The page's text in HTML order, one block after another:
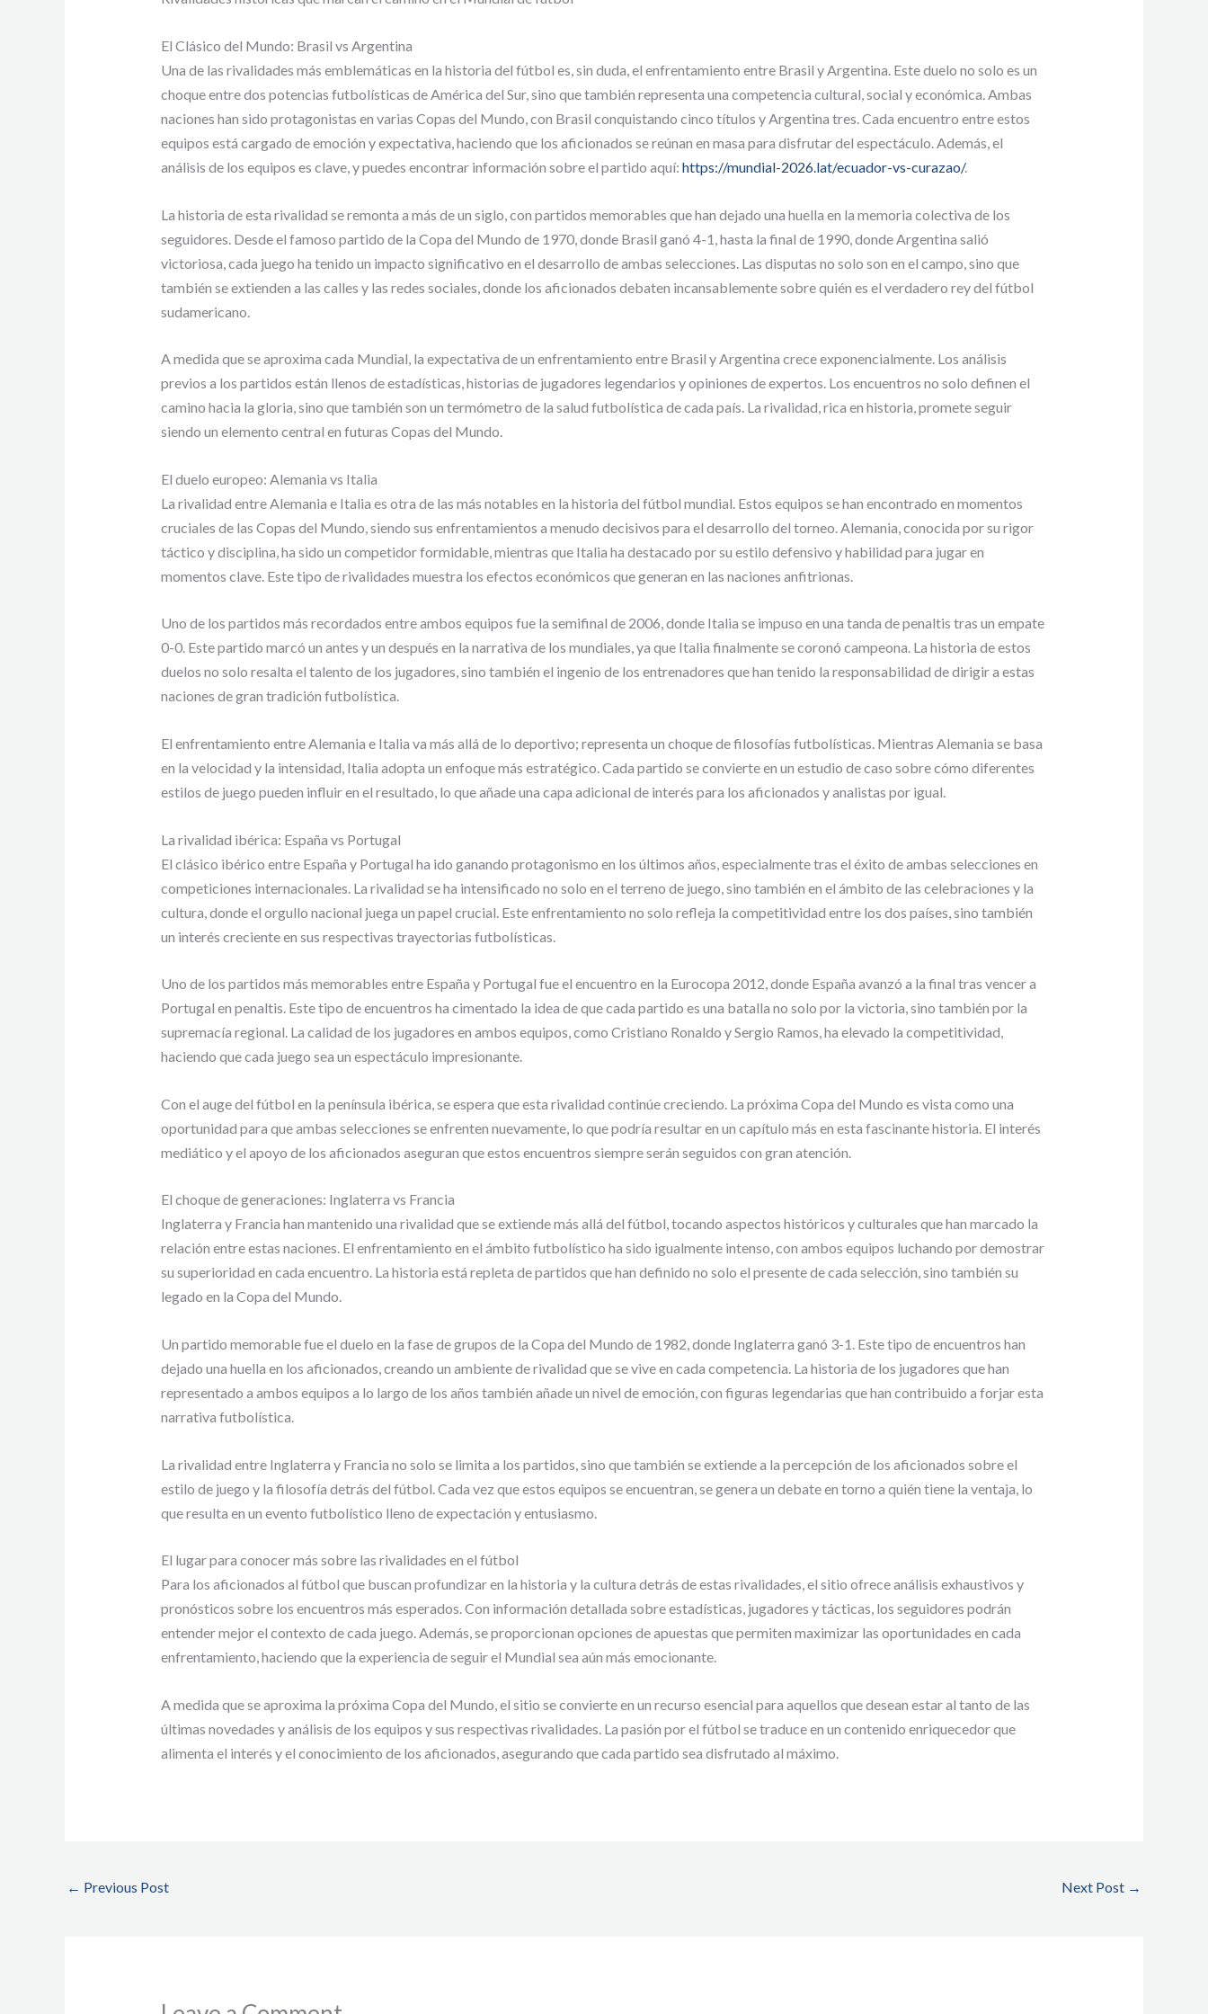
El Clásico del Mundo: Brasil vs Argentina
Una de las rivalidades más emblemáticas en la historia del fútbol es, sin duda, el enfrentamiento entre Brasil y Argentina. Este duelo no solo es un
choque entre dos potencias futbolísticas de América del Sur, sino que también representa una competencia cultural, social y económica. Ambas
naciones han sido protagonistas en varias Copas del Mundo, con Brasil conquistando cinco títulos y Argentina tres. Cada encuentro entre estos
equipos está cargado de emoción y expectativa, haciendo que los aficionados se reúnan en masa para disfrutar del espectáculo. Además, el
análisis de los equipos es clave, y puedes encontrar información sobre el partido aquí: https://mundial-2026.lat/ecuador-vs-curazao/.
La historia de esta rivalidad se remonta a más de un siglo, con partidos memorables que han dejado una huella en la memoria colectiva de los
seguidores. Desde el famoso partido de la Copa del Mundo de 1970, donde Brasil ganó 4-1, hasta la final de 1990, donde Argentina salió
victoriosa, cada juego ha tenido un impacto significativo en el desarrollo de ambas selecciones. Las disputas no solo son en el campo, sino que
también se extienden a las calles y las redes sociales, donde los aficionados debaten incansablemente sobre quién es el verdadero rey del fútbol
sudamericano.
A medida que se aproxima cada Mundial, la expectativa de un enfrentamiento entre Brasil y Argentina crece exponencialmente. Los análisis
previos a los partidos están llenos de estadísticas, historias de jugadores legendarios y opiniones de expertos. Los encuentros no solo definen el
camino hacia la gloria, sino que también son un termómetro de la salud futbolística de cada país. La rivalidad, rica en historia, promete seguir
siendo un elemento central en futuras Copas del Mundo.
El duelo europeo: Alemania vs Italia
La rivalidad entre Alemania e Italia es otra de las más notables en la historia del fútbol mundial. Estos equipos se han encontrado en momentos
cruciales de las Copas del Mundo, siendo sus enfrentamientos a menudo decisivos para el desarrollo del torneo. Alemania, conocida por su rigor
táctico y disciplina, ha sido un competidor formidable, mientras que Italia ha destacado por su estilo defensivo y habilidad para jugar en
momentos clave. Este tipo de rivalidades muestra los efectos económicos que generan en las naciones anfitrionas.
Uno de los partidos más recordados entre ambos equipos fue la semifinal de 2006, donde Italia se impuso en una tanda de penaltis tras un empate
0-0. Este partido marcó un antes y un después en la narrativa de los mundiales, ya que Italia finalmente se coronó campeona. La historia de estos
duelos no solo resalta el talento de los jugadores, sino también el ingenio de los entrenadores que han tenido la responsabilidad de dirigir a estas
naciones de gran tradición futbolística.
El enfrentamiento entre Alemania e Italia va más allá de lo deportivo; representa un choque de filosofías futbolísticas. Mientras Alemania se basa
en la velocidad y la intensidad, Italia adopta un enfoque más estratégico. Cada partido se convierte en un estudio de caso sobre cómo diferentes
estilos de juego pueden influir en el resultado, lo que añade una capa adicional de interés para los aficionados y analistas por igual.
La rivalidad ibérica: España vs Portugal
El clásico ibérico entre España y Portugal ha ido ganando protagonismo en los últimos años, especialmente tras el éxito de ambas selecciones en
competiciones internacionales. La rivalidad se ha intensificado no solo en el terreno de juego, sino también en el ámbito de las celebraciones y la
cultura, donde el orgullo nacional juega un papel crucial. Este enfrentamiento no solo refleja la competitividad entre los dos países, sino también
un interés creciente en sus respectivas trayectorias futbolísticas.
Uno de los partidos más memorables entre España y Portugal fue el encuentro en la Eurocopa 2012, donde España avanzó a la final tras vencer a
Portugal en penaltis. Este tipo de encuentros ha cimentado la idea de que cada partido es una batalla no solo por la victoria, sino también por la
supremacía regional. La calidad de los jugadores en ambos equipos, como Cristiano Ronaldo y Sergio Ramos, ha elevado la competitividad,
haciendo que cada juego sea un espectáculo impresionante.
Con el auge del fútbol en la península ibérica, se espera que esta rivalidad continúe creciendo. La próxima Copa del Mundo es vista como una
oportunidad para que ambas selecciones se enfrenten nuevamente, lo que podría resultar en un capítulo más en esta fascinante historia. El interés
mediático y el apoyo de los aficionados aseguran que estos encuentros siempre serán seguidos con gran atención.
El choque de generaciones: Inglaterra vs Francia
Inglaterra y Francia han mantenido una rivalidad que se extiende más allá del fútbol, tocando aspectos históricos y culturales que han marcado la
relación entre estas naciones. El enfrentamiento en el ámbito futbolístico ha sido igualmente intenso, con ambos equipos luchando por demostrar
su superioridad en cada encuentro. La historia está repleta de partidos que han definido no solo el presente de cada selección, sino también su
legado en la Copa del Mundo.
Un partido memorable fue el duelo en la fase de grupos de la Copa del Mundo de 1982, donde Inglaterra ganó 3-1. Este tipo de encuentros han
dejado una huella en los aficionados, creando un ambiente de rivalidad que se vive en cada competencia. La historia de los jugadores que han
representado a ambos equipos a lo largo de los años también añade un nivel de emoción, con figuras legendarias que han contribuido a forjar esta
narrativa futbolística.
La rivalidad entre Inglaterra y Francia no solo se limita a los partidos, sino que también se extiende a la percepción de los aficionados sobre el
estilo de juego y la filosofía detrás del fútbol. Cada vez que estos equipos se encuentran, se genera un debate en torno a quién tiene la ventaja, lo
que resulta en un evento futbolístico lleno de expectación y entusiasmo.
El lugar para conocer más sobre las rivalidades en el fútbol
Para los aficionados al fútbol que buscan profundizar en la historia y la cultura detrás de estas rivalidades, el sitio ofrece análisis exhaustivos y
pronósticos sobre los encuentros más esperados. Con información detallada sobre estadísticas, jugadores y tácticas, los seguidores podrán
entender mejor el contexto de cada juego. Además, se proporcionan opciones de apuestas que permiten maximizar las oportunidades en cada
enfrentamiento, haciendo que la experiencia de seguir el Mundial sea aún más emocionante.
A medida que se aproxima la próxima Copa del Mundo, el sitio se convierte en un recurso esencial para aquellos que desean estar al tanto de las
últimas novedades y análisis de los equipos y sus respectivas rivalidades. La pasión por el fútbol se traduce en un contenido enriquecedor que
alimenta el interés y el conocimiento de los aficionados, asegurando que cada partido sea disfrutado al máximo.
← Previous Post Next Post →